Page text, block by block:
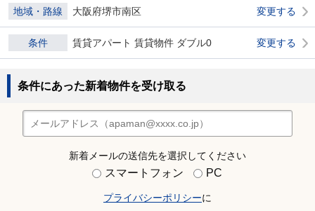
地域・路線 大阪府堺市南区 変更する
条件 賃貸アパート 賃貸物件 ダブル0 変更する
条件にあった新着物件を受け取る
新着メールの送信先を選択してください
スマートフォン PC
プライバシーポリシーに